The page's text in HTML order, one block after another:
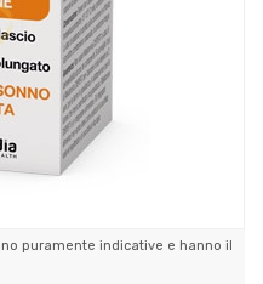
puramente indicative e hanno il